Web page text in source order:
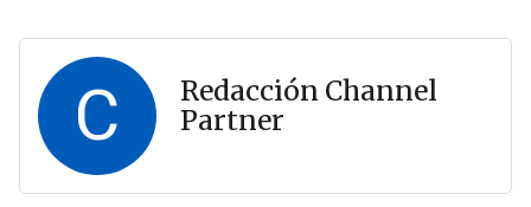
C
Redacción Channel
Partner